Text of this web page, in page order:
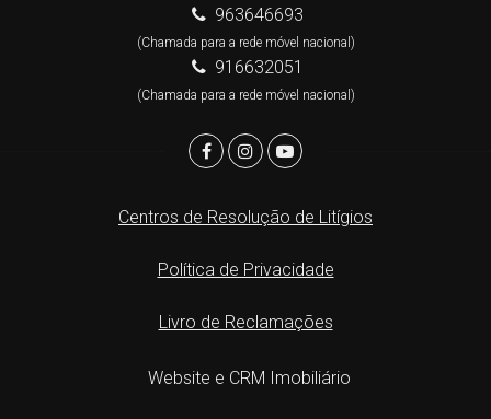
963646693
(Chamada para a rede móvel nacional)
916632051
(Chamada para a rede móvel nacional)
Centros de Resolução de Litígios
Política de Privacidade
Livro de Reclamações
Website e CRM Imobiliário